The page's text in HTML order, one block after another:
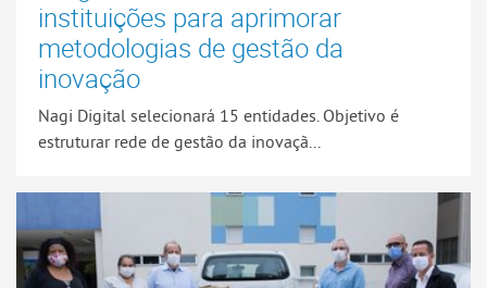
instituições para aprimorar
metodologias de gestão da
inovação
Nagi Digital selecionará 15 entidades. Objetivo é
estruturar rede de gestão da inovaçã...